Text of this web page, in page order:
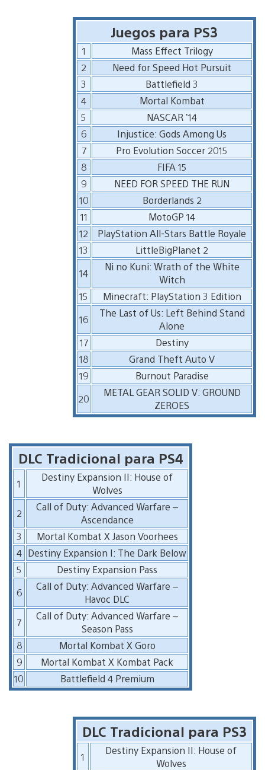
Juegos para PS3
1
Mass Effect Trilogy
2
Need for Speed Hot Pursuit
3
Battlefield 3
4
Mortal Kombat
5
NASCAR ’14
6
Injustice: Gods Among Us
7
Pro Evolution Soccer 2015
8
FIFA 15
9
NEED FOR SPEED THE RUN
10
Borderlands 2
11
MotoGP 14
12
PlayStation All-Stars Battle Royale
13
LittleBigPlanet 2
14
Ni no Kuni: Wrath of the White
Witch
15
Minecraft: PlayStation 3 Edition
16
The Last of Us: Left Behind Stand
Alone
17
Destiny
18
Grand Theft Auto V
19
Burnout Paradise
20
METAL GEAR SOLID V: GROUND
ZEROES
DLC Tradicional para PS4
1
Destiny Expansion II: House of
Wolves
2
Call of Duty: Advanced Warfare –
Ascendance
3
Mortal Kombat X Jason Voorhees
4 Destiny Expansion I: The Dark Below
5
Destiny Expansion Pass
6
Call of Duty: Advanced Warfare –
Havoc DLC
7
Call of Duty: Advanced Warfare –
Season Pass
8
Mortal Kombat X Goro
9
Mortal Kombat X Kombat Pack
10
Battlefield 4 Premium
DLC Tradicional para PS3
1
Destiny Expansion II: House of
Wolves